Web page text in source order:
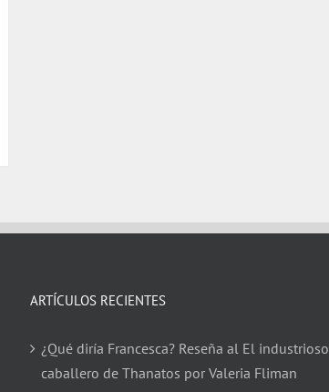
ARTÍCULOS RECIENTES
¿Qué diría Francesca? Reseña al El industrioso
caballero de Thanatos por Valeria Fliman